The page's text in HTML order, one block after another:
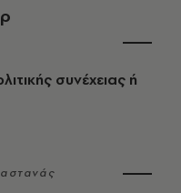
συνέχειας ή